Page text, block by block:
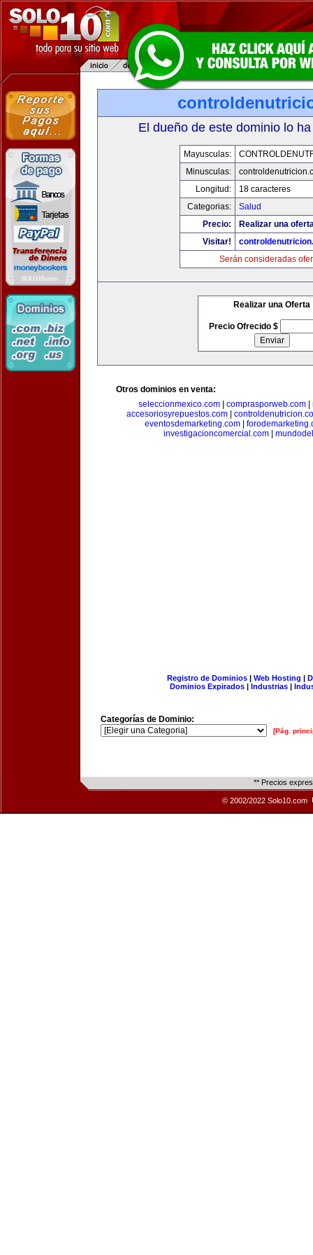
El dueño de este dominio lo
Mayusculas:
Minusculas:
Longitud:
18 caracteres
Categorias:
Salud
Precio:
Realizar una
Visitar!
Serán consideradas
Realizar una Oferta
Precio Ofrecido $
Otros dominios en venta:
seleccionmexico.com| comprasporweb.com|
accesoriosyrepuestos.com
eventosdemarketing.com|
investigacioncomercial.com
Registro de Dominios| Web Hosting |
Dominios Expirados | Industrias |
Categorías de Dominio:
[Pág.
** Precios
© 2002/2022 Solo10.com